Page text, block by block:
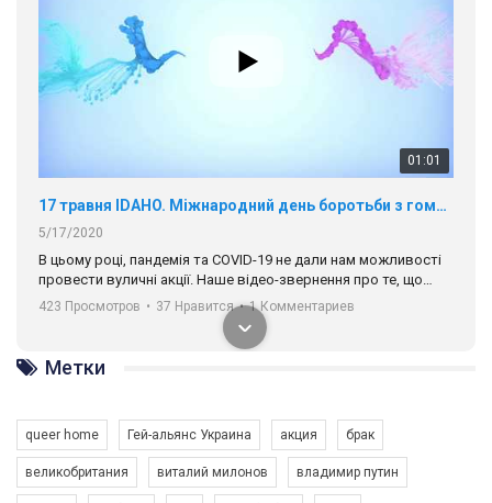
01:01
17 травня IDAHO. Міжнародний день боротьби з гомофобією трансфобією і біфобія.
5/17/2020
В цьому році, пандемія та COVІD-19 не дали нам можливості
провести вуличні акції. Наше відео-звернення про те, що
навіть коли ми у різних містах та не можемо зустрінеться, ми
разом. Ми закликаємо всіх хто поділяє цінності рівності та
солідарності, приєднатися до нас. Регіональні підрозділи
ГАУ є в 16 областях України.
Разом наш голос лунає гучніше!
423 Просмотров • 37 Нравится • 1 Комментариев
Метки
queer home Гей-альянс Украина акция брак
великобритания виталий милонов владимир путин